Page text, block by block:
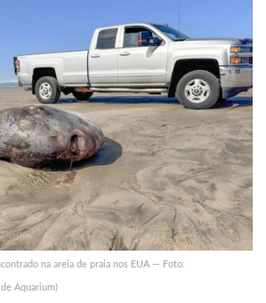
na areia de praia nos EUA — Foto:
Aquarium)